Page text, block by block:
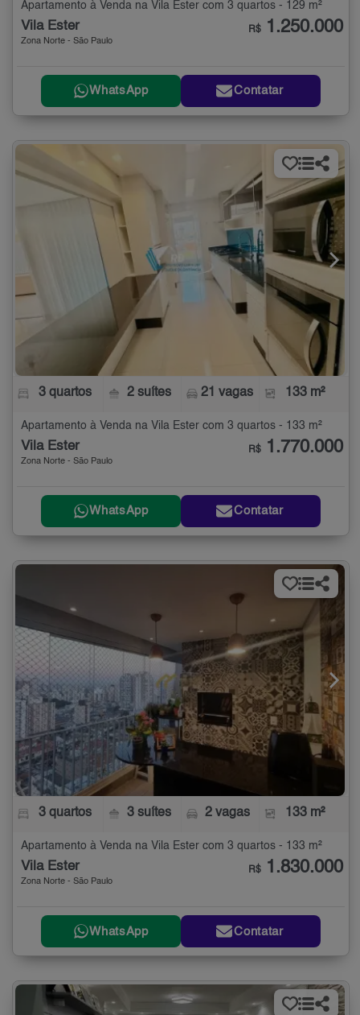
Apartamento à Venda na Vila Ester com 3 quartos - 129 m²
Vila Ester
Zona Norte - São Paulo
R$ 1.250.000
WhatsApp Contatar
3 quartos 2 suítes 21 vagas 133 m²
Apartamento à Venda na Vila Ester com 3 quartos - 133 m²
Vila Ester
Zona Norte - São Paulo
R$ 1.770.000
WhatsApp Contatar
3 quartos 3 suítes 2 vagas 133 m²
Apartamento à Venda na Vila Ester com 3 quartos - 133 m²
Vila Ester
Zona Norte - São Paulo
R$ 1.830.000
WhatsApp Contatar